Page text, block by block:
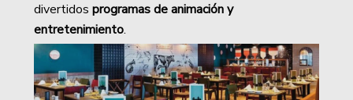
divertidos programas de animación y
entretenimiento.